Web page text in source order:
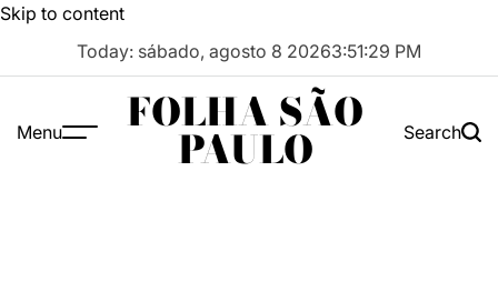
Skip to content
Today: sábado, agosto 8 20263:51:30 PM
Menu FOLHA SÃO
PAULO Search